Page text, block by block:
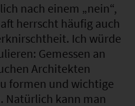
nach einem „nein“,
herrscht häufig auch
Ich würde
Gemessen an
Architekten
formen und wichtige
Natürlich kann man